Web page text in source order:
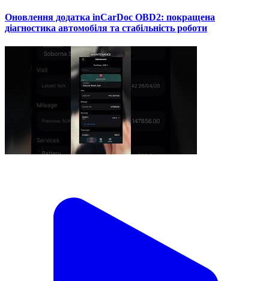
Оновлення додатка inCarDoc OBD2: покращена
діагностика автомобіля та стабільність роботи